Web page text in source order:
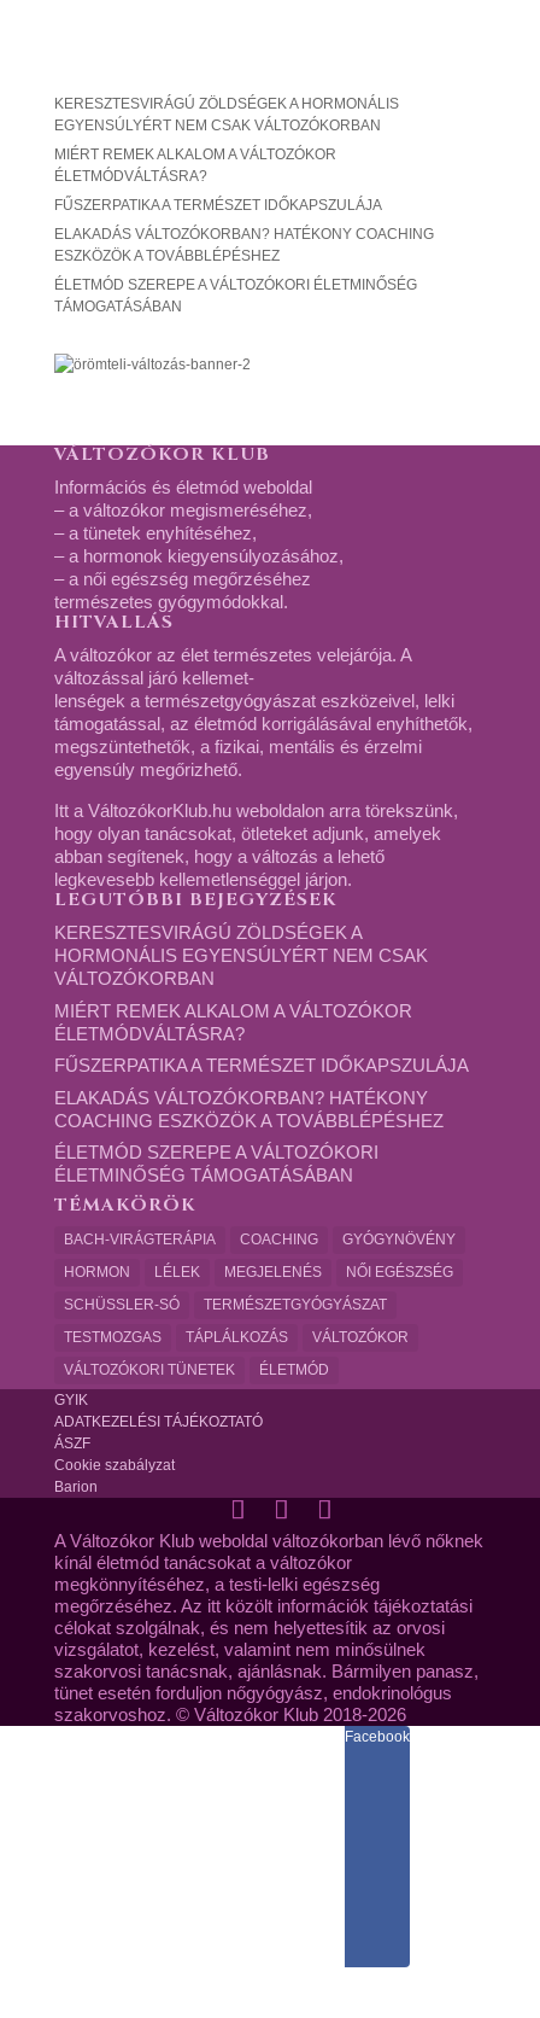
KERESZTESVIRÁGÚ ZÖLDSÉGEK A HORMONÁLIS
EGYENSÚLYÉRT NEM CSAK VÁLTOZÓKORBAN
MIÉRT REMEK ALKALOM A VÁLTOZÓKOR
ÉLETMÓDVÁLTÁSRA?
FŰSZERPATIKA A TERMÉSZET IDŐKAPSZULÁJA
ELAKADÁS VÁLTOZÓKORBAN? HATÉKONY COACHING
ESZKÖZÖK A TOVÁBBLÉPÉSHEZ
ÉLETMÓD SZEREPE A VÁLTOZÓKORI ÉLETMINŐSÉG
TÁMOGATÁSÁBAN
VÁLTOZÓKOR KLUB
Információs és életmód weboldal
– a változókor megismeréséhez,
– a tünetek enyhítéséhez,
– a hormonok kiegyensúlyozásához,
– a női egészség megőrzéséhez
természetes gyógymódokkal.
HITVALLÁS
A változókor az élet természetes velejárója. A
változással járó kellemet-
lenségek a természetgyógyászat eszközeivel, lelki
támogatással, az életmód korrigálásával enyhíthetők,
megszüntethetők, a fizikai, mentális és érzelmi
egyensúly megőrizhető.
Itt a VáltozókorKlub.hu weboldalon arra törekszünk,
hogy olyan tanácsokat, ötleteket adjunk, amelyek
abban segítenek, hogy a változás a lehető
legkevesebb kellemetlenséggel járjon.
LEGUTÓBBI BEJEGYZÉSEK
KERESZTESVIRÁGÚ ZÖLDSÉGEK A
HORMONÁLIS EGYENSÚLYÉRT NEM CSAK
VÁLTOZÓKORBAN
MIÉRT REMEK ALKALOM A VÁLTOZÓKOR
ÉLETMÓDVÁLTÁSRA?
FŰSZERPATIKA A TERMÉSZET IDŐKAPSZULÁJA
ELAKADÁS VÁLTOZÓKORBAN? HATÉKONY
COACHING ESZKÖZÖK A TOVÁBBLÉPÉSHEZ
ÉLETMÓD SZEREPE A VÁLTOZÓKORI
ÉLETMINŐSÉG TÁMOGATÁSÁBAN
TÉMAKÖRÖK
BACH-VIRÁGTERÁPIA COACHING
GYÓGYNÖVÉNY
HORMON
LÉLEK MEGJELENÉS
NŐI EGÉSZSÉG
SCHÜSSLER-SÓ
TERMÉSZETGYÓGYÁSZAT
TESTMOZGAS
TÁPLÁLKOZÁS
VÁLTOZÓKOR
VÁLTOZÓKORI TÜNETEK
ÉLETMÓD
GYIK
ADATKEZELÉSI TÁJÉKOZTATÓ
ÁSZF
Cookie szabályzat
Barion
A Változókor Klub weboldal változókorban lévő nőknek
kínál életmód tanácsokat a változókor
megkönnyítéséhez, a testi-lelki egészség
megőrzéséhez. Az itt közölt információk tájékoztatási
célokat szolgálnak, és nem helyettesítik az orvosi
vizsgálatot, kezelést, valamint nem minősülnek
szakorvosi tanácsnak, ajánlásnak. Bármilyen panasz,
tünet esetén forduljon nőgyógyász, endokrinológus
szakorvoshoz. © Változókor Klub 2018-2026
Facebook